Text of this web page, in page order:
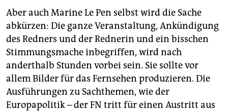
Aber auch Marine Le Pen selbst wird die Sache
abkürzen: Die ganze Veranstaltung, Ankündigung
des Redners und der Rednerin und ein bisschen
Stimmungsmache inbegriffen, wird nach
anderthalb Stunden vorbei sein. Sie sollte vor
allem Bilder für das Fernsehen produzieren. Die
Ausführungen zu Sachthemen, wie der
Europapolitik – der FN tritt für einen Austritt aus